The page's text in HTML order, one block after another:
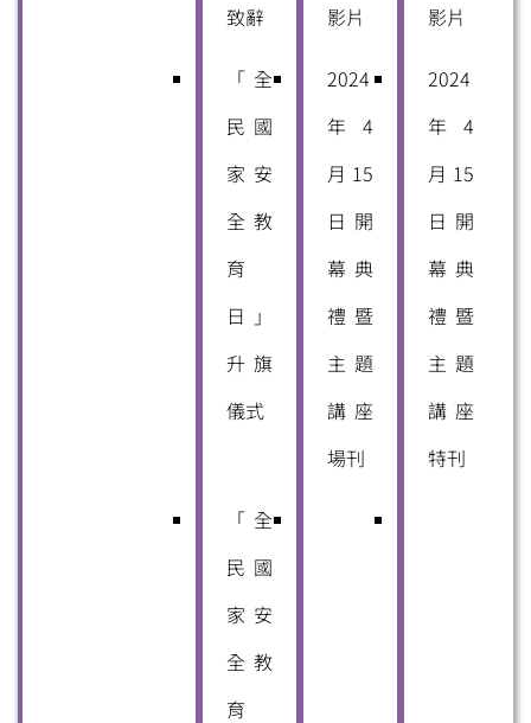
致辭
影片
影片
「全
民國
家安
全教
育
日」
升旗
儀式
2024
年4
月15
日開
幕典
禮暨
主題
講座
場刊
2024
年4
月15
日開
幕典
禮暨
主題
講座
特刊
「全
民國
家安
全教
育